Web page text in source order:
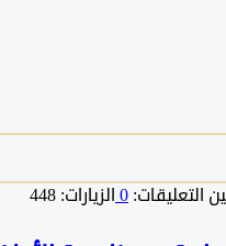
0الزيارات: 448